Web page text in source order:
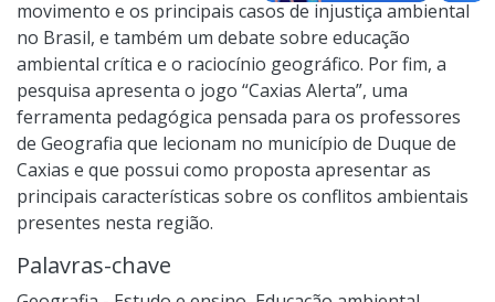
movimento e os principais casos de injustiça ambiental
no Brasil, e também um debate sobre educação
ambiental crítica e o raciocínio geográfico. Por fim, a
pesquisa apresenta o jogo “Caxias Alerta”, uma
ferramenta pedagógica pensada para os professores
de Geografia que lecionam no município de Duque de
Caxias e que possui como proposta apresentar as
principais características sobre os conflitos ambientais
presentes nesta região.
Palavras-chave